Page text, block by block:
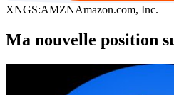
XNGS:AMZNAmazon.com, Inc.
Ma nouvelle position